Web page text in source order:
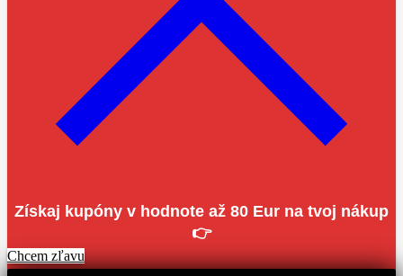
Získaj kupóny v hodnote až 80 Eur na tvoj nákup
👉
Chcem zľavu